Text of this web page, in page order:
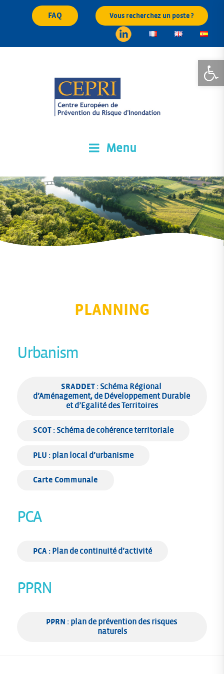
FAQ Vous recherchez un poste ?
Menu
PLANNING
Urbanism
SRADDET : Schéma Régional
d’Aménagement, de Développement Durable
et d’Egalité des Territoires
SCOT : Schéma de cohérence territoriale
PLU : plan local d’urbanisme
Carte Communale
PCA
PCA : Plan de continuité d’activité
PPRN
PPRN : plan de prévention des risques
naturels